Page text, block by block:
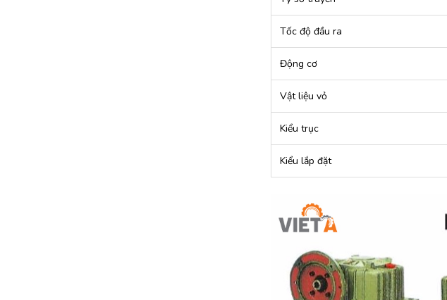
Tốc độ đầu ra
Động cơ
Vật liệu vỏ
Kiểu trục
Kiểu lắp đặt